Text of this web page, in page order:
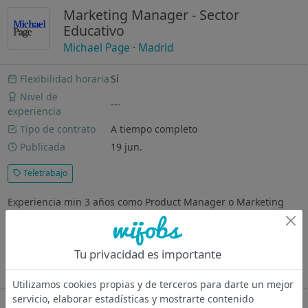
Marketing Manager - Sector
Educativo
Michael Page · Madrid
Flexibilidad horaria Sí
Nivel de
experiencia
---
Tipo de contrato
A tiempo completo
Publicada
19 jun.
Teletrabajo
Experiencia min 3 años como Product Manager o Marketing
Manager en el sector Experiencia imprescindible en el sector
educativo (universidades, etc) ¿Dónde vas a trabajar?
Institución privada del sector educación, especializada en
programas formativos...
Ver más
Tu privacidad es importante
Utilizamos cookies propias y de terceros para darte un mejor
servicio, elaborar estadísticas y mostrarte contenido